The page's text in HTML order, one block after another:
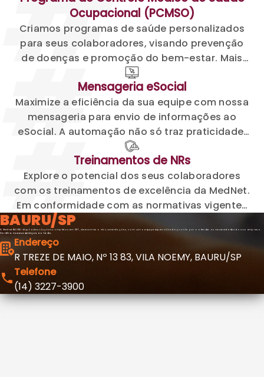
BAURU/SP
A Mednet BAURU dispõe de soluções completas em SST, de exames a documentações, com uma equipe especializada pronta para atender as necessidades da sua empresa.
Confira nossos serviços ao lado.
Endereço
R TREZE DE MAIO, Nº 13 83, VILA NOEMY, BAURU/SP
Telefone
(14) 3227-3900
seguro.
Ocupacional (PCMSO)
Criamos programas de saúde personalizados
para seus colaboradores, visando prevenção
de doenças e promoção do bem-estar. Mais
saúde, mais produtividade, mais qualidade de
vida.
Mensageria eSocial
Maximize a eficiência da sua equipe com nossa
mensageria para envio de informações ao
eSocial. A automação não só traz praticidade,
mas também assegura maior organização,
otimizando o tempo do seu time.
Treinamentos de NRs
Explore o potencial dos seus colaboradores
com os treinamentos de excelência da MedNet.
Em conformidade com as normativas vigentes
em todo o território nacional, nossas
capacitações são para a melhoria contínua das